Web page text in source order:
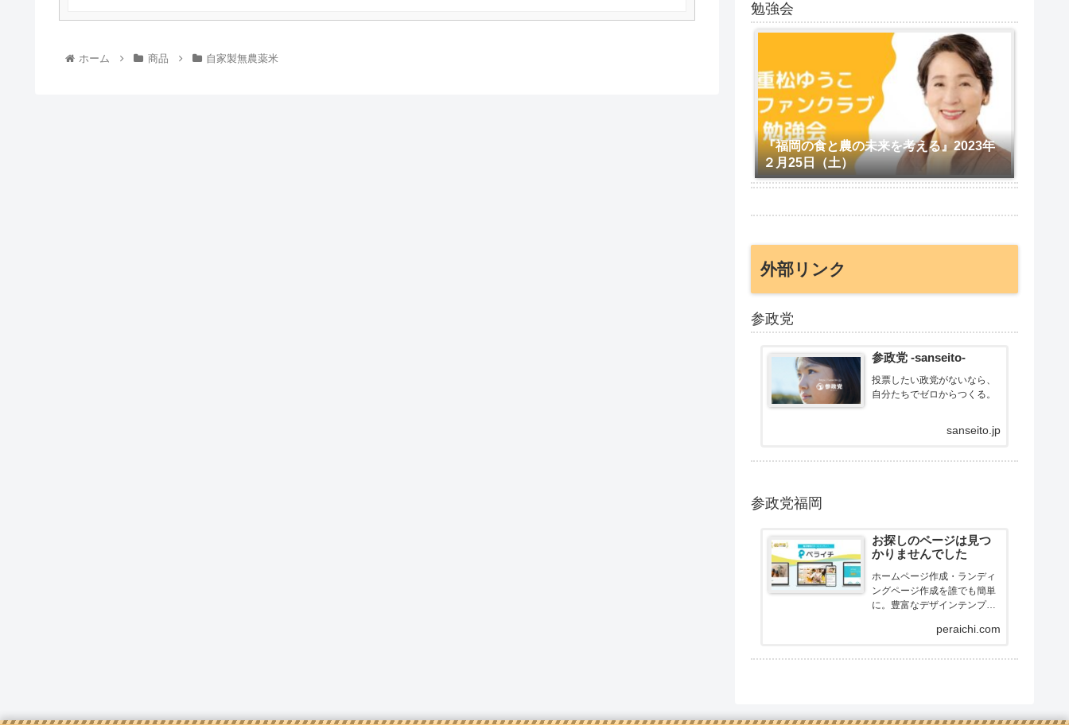
ホーム 商品 自家製無農薬米
勉強会
『福岡の食と農の未来を考える』2023年
２月25日（土）
外部リンク
参政党
参政党 -sanseito-
投票したい政党がないなら、
自分たちでゼロからつくる。
sanseito.jp
参政党福岡
お探しのページは見つ
かりませんでした
ホームページ作成・ランディ
ングページ作成を誰でも簡単
に。豊富なデザインテンプレ
で、高品質なページを専門知
ーム・決済・予約・メールマ
peraichi.com